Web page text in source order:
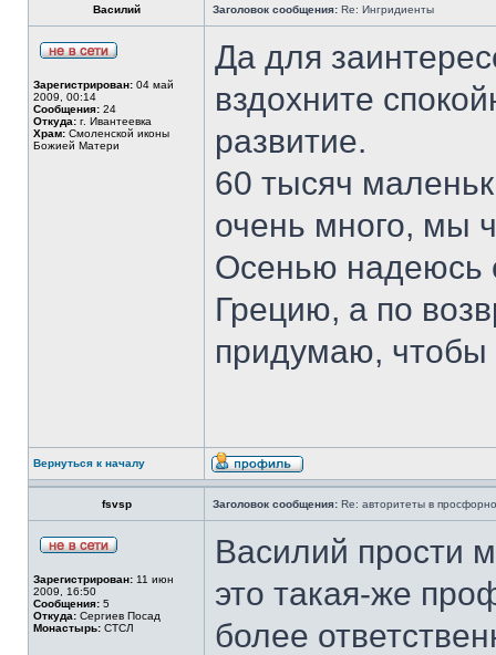
Василий Заголовок сообщения: Re: Ингридиенты
Зарегистрирован: 04 май
2009, 00:14
Сообщения: 24
Откуда: г. Ивантеевка
Храм: Смоленской иконы
Божией Матери
Да для
вздохните
развитие.
60 тысяч
очень много, мы
Осенью надеюсь
Грецию, а по
придумаю,
Вернуться к началу
fsvsp Заголовок сообщения: Re: авторитеты в
Зарегистрирован: 11 июн
2009, 16:50
Сообщения: 5
Откуда: Сергиев Посад
Монастырь: СТСЛ
Василий прости
это такая-же
более